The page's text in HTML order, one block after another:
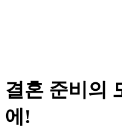
결혼 준비의
에!